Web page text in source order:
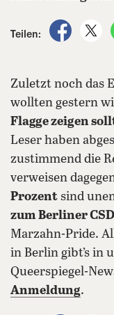
Teilen:
auf
Zuletzt noch das
wollten gestern
Flagge zeigen
Leser haben
zustimmend die
verweisen
Prozent sind
zum Berliner CSD
Marzahn-Pride.
in Berlin gibt’s in
Queerspiegel-
Anmeldung.